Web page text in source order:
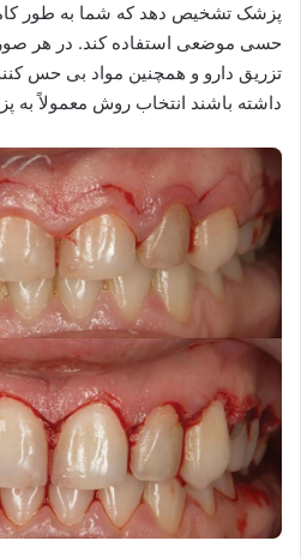
پزشک تشخیص دهد که شما به طور
حسی موضعی استفاده کند. در هر
تزریق دارو و همچنین مواد بی حس
داشته باشند انتخاب روش معمولاً به